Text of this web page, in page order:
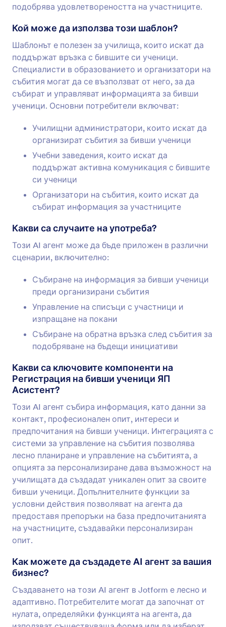
подобрява удовлетвореността на участниците.
Кой може да използва този шаблон?
Шаблонът е полезен за училища, които искат да
поддържат връзка с бившите си ученици.
Специалисти в образованието и организатори на
събития могат да се възползват от него, за да
събират и управляват информацията за бивши
ученици. Основни потребители включват:
Училищни администратори, които искат да
организират събития за бивши ученици
Учебни заведения, които искат да
поддържат активна комуникация с бившите
си ученици
Организатори на събития, които искат да
събират информация за участниците
Какви са случаите на употреба?
Този AI агент може да бъде приложен в различни
сценарии, включително:
Събиране на информация за бивши ученици
преди организирани събития
Управление на списъци с участници и
изпращане на покани
Събиране на обратна връзка след събития за
подобряване на бъдещи инициативи
Какви са ключовите компоненти на
Регистрация на бивши ученици ЯП
Асистент?
Този AI агент събира информация, като данни за
контакт, професионален опит, интереси и
предпочитания на бивши ученици. Интеграцията с
системи за управление на събития позволява
лесно планиране и управление на събитията, а
опцията за персонализиране дава възможност на
училищата да създадат уникален опит за своите
бивши ученици. Допълнителните функции за
условни действия позволяват на агента да
предоставя препоръки на база предпочитанията
на участниците, създавайки персонализиран
опит.
Как можете да създадете AI агент за вашия
бизнес?
Създаването на този AI агент в Jotform е лесно и
адаптивно. Потребителите могат да започнат от
нулата, определяйки функцията на агента, да